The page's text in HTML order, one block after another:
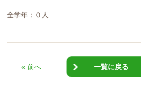
全学年：０人
« 前へ 一覧に戻る